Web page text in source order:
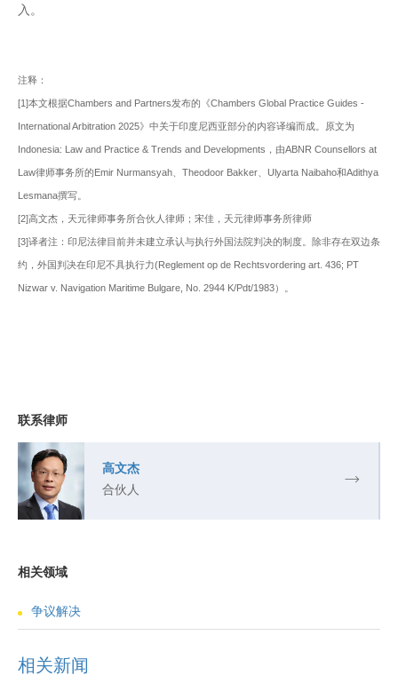
入。
注释：
[1]本文根据Chambers and Partners发布的《Chambers Global Practice Guides -
International Arbitration 2025》中关于印度尼西亚部分的内容译编而成。原文为
Indonesia: Law and Practice & Trends and Developments，由ABNR Counsellors at
Law律师事务所的Emir Nurmansyah、Theodoor Bakker、Ulyarta Naibaho和Adithya
Lesmana撰写。
[2]高文杰，天元律师事务所合伙人律师；宋佳，天元律师事务所律师
[3]译者注：印尼法律目前并未建立承认与执行外国法院判决的制度。除非存在双边条
约，外国判决在印尼不具执行力(Reglement op de Rechtsvordering art. 436; PT
Nizwar v. Navigation Maritime Bulgare, No. 2944 K/Pdt/1983）。
联系律师
高文杰
合伙人
相关领域
争议解决
相关新闻